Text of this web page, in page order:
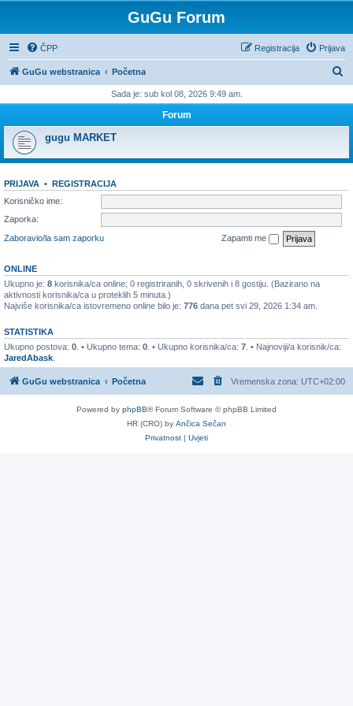
GuGu Forum
ČPP Prijava
Registracija
GuGu webstranica Početna
t
a
Sada je: sub kol 08, 2026 9:49 am.
Forum
gugu MARKET
PRIJAVA • REGISTRACIJA
Korisničko ime:
Zaporka:
Zaboravio/la sam zaporku
Zapamti me
ONLINE
Ukupno je: 8 korisnika/ca online; 0 registriranih, 0 skrivenih i 8 gostiju. (Bazirano na
aktivnosti korisnika/ca u proteklih 5 minuta.)
Najviše korisnika/ca istovremeno online bilo je: 776 dana pet svi 29, 2026 1:34 am.
STATISTIKA
Ukupno postova: 0 . • Ukupno tema: 0 . • Ukupno korisnika/ca: 7 . • Najnoviji/a korisnik/ca:
JaredAbask
GuGu webstranica Početna Vremenska zona: UTC+02:00
Powered by phpBB® Forum Software © phpBB Limited
HR (CRO) by Ančica Sečan
Privatnost | Uvjeti